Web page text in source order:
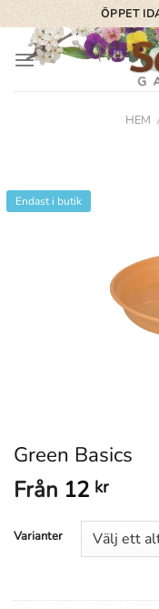
Skip
to
content
ÖPPET
HEM
Endast i butik
Green Basics
Från 12 kr
Varianter